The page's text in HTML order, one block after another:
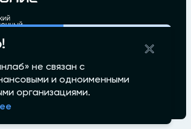
не связан с
и одноименными
организациями.